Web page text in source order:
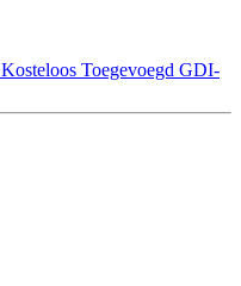
Kosteloos Toegevoegd GDI-